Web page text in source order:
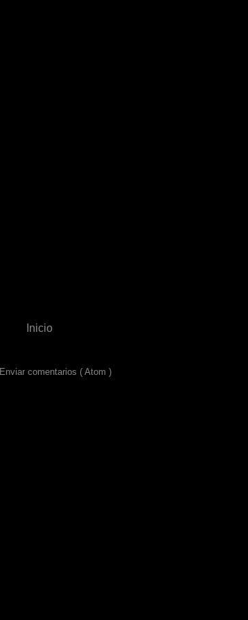
Inicio
Enviar comentarios ( Atom )